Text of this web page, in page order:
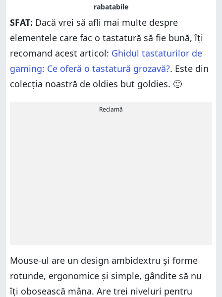
SFAT: Dacă vrei să afli mai multe despre
elementele care fac o tastatură să fie bună, îți
recomand acest articol: Ghidul tastaturilor de
gaming: Ce oferă o tastatură grozavă?. Este din
colecția noastră de oldies but goldies. 🙂
Reclamă
Mouse-ul are un design ambidextru și forme
rotunde, ergonomice și simple, gândite să nu
îți obosească mâna. Are trei niveluri pentru